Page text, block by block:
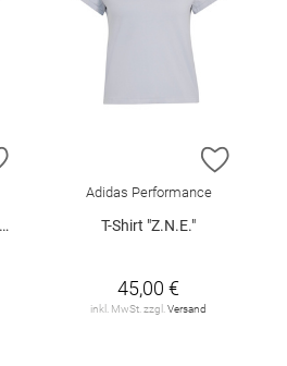
ZUR WUNSCHLISTE HINZUFÜGEN
ZUR
Adidas Performance
T-Shirt "Z.N.E."
45,00 €
inkl. MwSt. zzgl. Versand